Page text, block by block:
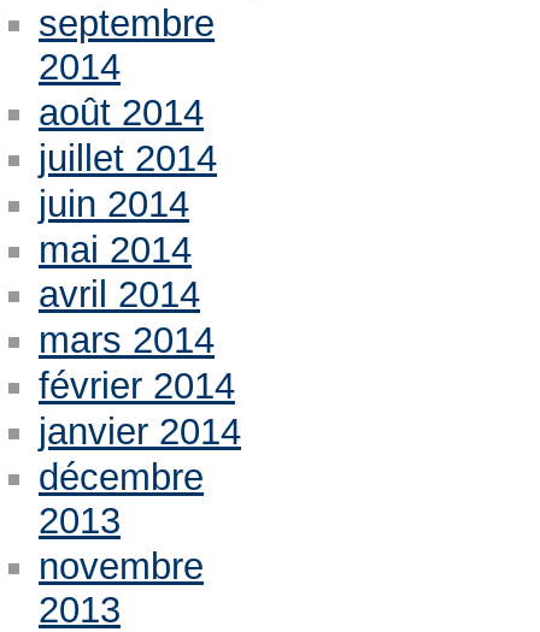
septembre
2014
août 2014
juillet 2014
juin 2014
mai 2014
avril 2014
mars 2014
février 2014
janvier 2014
décembre
2013
novembre
2013